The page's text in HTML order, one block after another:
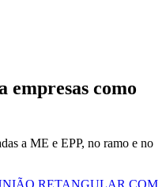
empresas como
a ME e EPP, no ramo e no
RETANGULAR COM